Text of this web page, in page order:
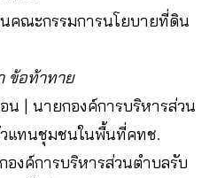
คณะกรรมการนโยบายที่ดิน
ข้อท้าทาย
น | นายกองค์การบริหารส่วน
แทนชุมชนในพื้นที่คทช.
งค์การบริหารส่วนตำบลรับ